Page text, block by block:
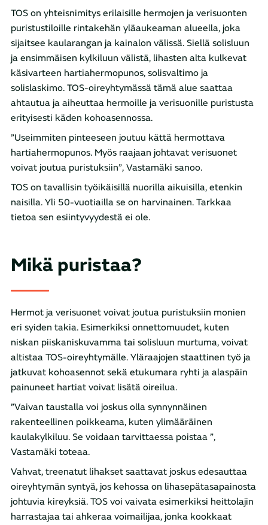
TOS on yhteisnimitys erilaisille hermojen ja verisuonten
puristustiloille rintakehän yläaukeaman alueella, joka
sijaitsee kaularangan ja kainalon välissä. Siellä solisluun
ja ensimmäisen kylkiluun välistä, lihasten alta kulkevat
käsivarteen hartiahermopunos, solisvaltimo ja
solislaskimo. TOS-oireyhtymässä tämä alue saattaa
ahtautua ja aiheuttaa hermoille ja verisuonille puristusta
erityisesti käden kohoasennossa.
”Useimmiten pinteeseen joutuu kättä hermottava
hartiahermopunos. Myös raajaan johtavat verisuonet
voivat joutua puristuksiin”, Vastamäki sanoo.
TOS on tavallisin työikäisillä nuorilla aikuisilla, etenkin
naisilla. Yli 50-vuotiailla se on harvinainen. Tarkkaa
tietoa sen esiintyvyydestä ei ole.
Mikä puristaa?
Hermot ja verisuonet voivat joutua puristuksiin monien
eri syiden takia. Esimerkiksi onnettomuudet, kuten
niskan piiskaniskuvamma tai solisluun murtuma, voivat
altistaa TOS-oireyhtymälle. Yläraajojen staattinen työ ja
jatkuvat kohoasennot sekä etukumara ryhti ja alaspäin
painuneet hartiat voivat lisätä oireilua.
”Vaivan taustalla voi joskus olla synnynnäinen
rakenteellinen poikkeama, kuten ylimääräinen
kaulakylkiluu. Se voidaan tarvittaessa poistaa ”,
Vastamäki toteaa.
Vahvat, treenatut lihakset saattavat joskus edesauttaa
oireyhtymän syntyä, jos kehossa on lihasepätasapainosta
johtuvia kireyksiä. TOS voi vaivata esimerkiksi heittolajin
harrastajaa tai ahkeraa voimailijaa, jonka kookkaat